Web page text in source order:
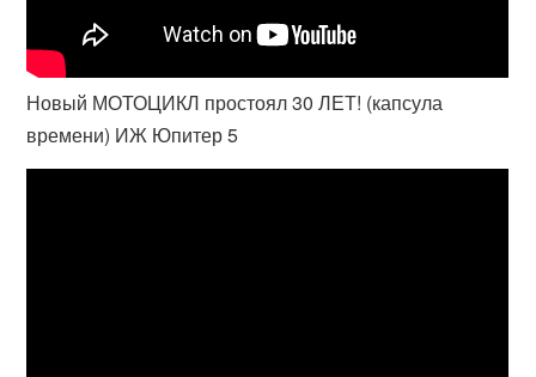
Новый МОТОЦИКЛ простоял 30 ЛЕТ! (капсула
времени) ИЖ Юпитер 5